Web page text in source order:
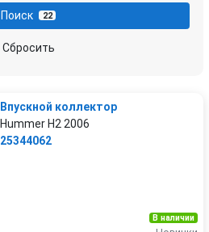
Поиск 22
Сбросить
Впускной коллектор
Hummer H2 2006
25344062
В наличии